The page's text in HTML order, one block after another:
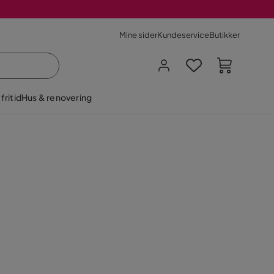
Mine siderKundeserviceButikker
fritidHus & renovering